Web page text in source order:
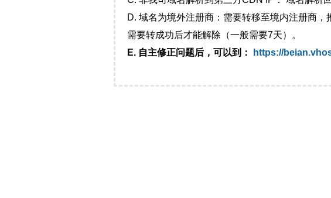
D. 域名为境外注册商：需要转移至境内注册商，
需要转成功后才能解除（一般需要7天）。
E. 自主修正问题后，可以到：
https://